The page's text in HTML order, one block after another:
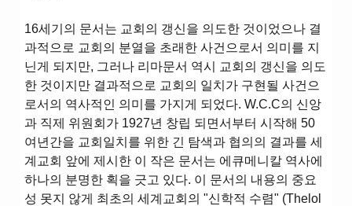
16세기의 문서는 교회의 갱신을 의도한 것이었으나 결
과적으로 교회의 분열을 초래한 사건으로서 의미를 지
닌게 되지만, 그러나 리마문서 역시 교회의 갱신을 의도
한 것이지만 결과적으로 교회의 일치가 구현될 사건으
로서의 역사적인 의미를 가지게 되었다. W.C.C의 신앙
과 직제 위원회가 1927년 창립 되면서부터 시작해 50
여년간을 교회일치를 위한 긴 탐색과 협의의 결과를 세
계교회 앞에 제시한 이 작은 문서는 에큐메니칼 역사에
하나의 분명한 획을 긋고 있다. 이 문서의 내용의 중요
성 못지 않게 최초의 세계교회의 "신학적 수렴" (Thelol